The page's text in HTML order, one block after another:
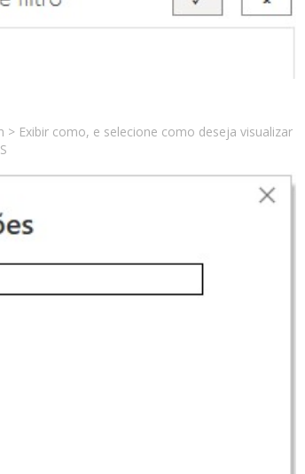
Exibir como, e selecione como deseja visualizar